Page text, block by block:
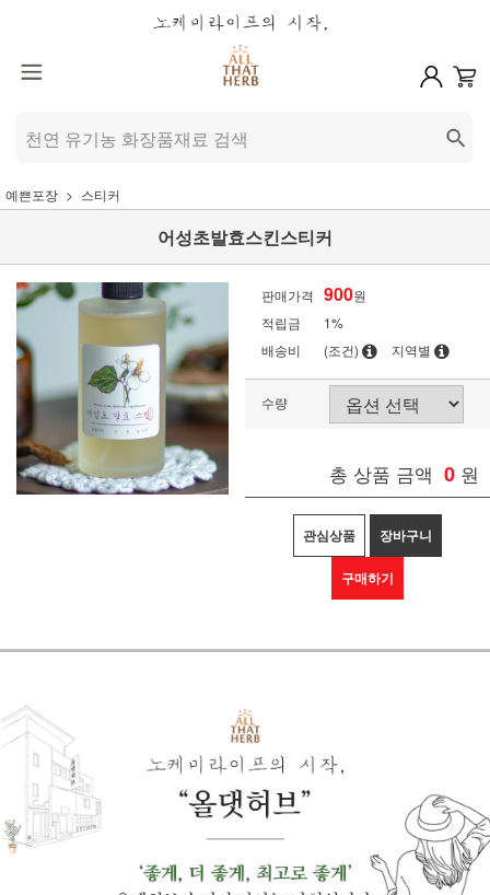
예쁜포장 스티커
어성초발효스킨스티커
판매가격 900원
적립금
1%
배송비
(조건) 지역별
수량
총 상품 금액 0 원
관심상품 장바구니
구매하기